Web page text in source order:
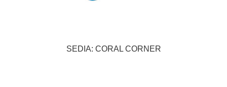
SEDIA: CORAL CORNER